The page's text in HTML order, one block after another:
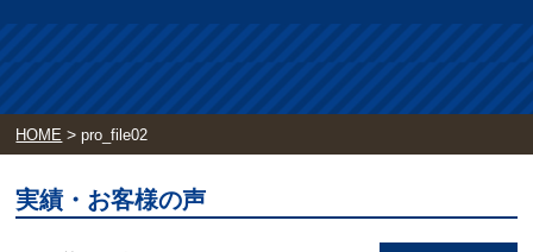
HOME >pro_file02
実績・お客様の声